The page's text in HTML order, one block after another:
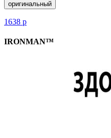
оригинальный
1638 р
IRONMAN™